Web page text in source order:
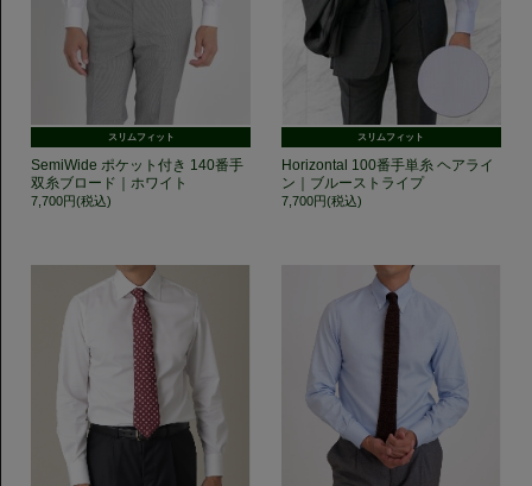
スリムフィット
SemiWide ポケット付き 140番手
双糸ブロード｜ホワイト
7,700円(税込)
スリムフィット
Horizontal 100番手単糸 ヘアライ
ン｜ブルーストライプ
7,700円(税込)